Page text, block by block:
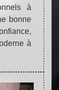
à
bonne
à